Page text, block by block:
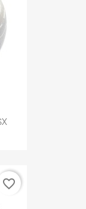
favorite_border